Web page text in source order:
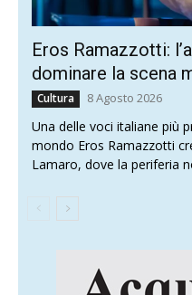
Eros Ramazzotti:
dominare la scena
Cultura 8 Agosto 2026
Una delle voci italiane più
mondo Eros Ramazzotti
Lamaro, dove la periferia